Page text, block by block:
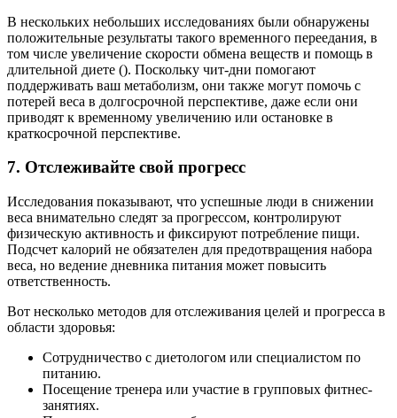
В нескольких небольших исследованиях были обнаружены
положительные результаты такого временного переедания, в
том числе увеличение скорости обмена веществ и помощь в
длительной диете (). Поскольку чит-дни помогают
поддерживать ваш метаболизм, они также могут помочь с
потерей веса в долгосрочной перспективе, даже если они
приводят к временному увеличению или остановке в
краткосрочной перспективе.
7. Отслеживайте свой прогресс
Исследования показывают, что успешные люди в снижении
веса внимательно следят за прогрессом, контролируют
физическую активность и фиксируют потребление пищи.
Подсчет калорий не обязателен для предотвращения набора
веса, но ведение дневника питания может повысить
ответственность.
Вот несколько методов для отслеживания целей и прогресса в
области здоровья:
Сотрудничество с диетологом или специалистом по
питанию.
Посещение тренера или участие в групповых фитнес-
занятиях.